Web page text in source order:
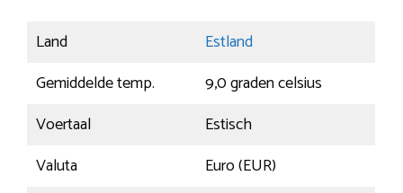
Land
Estland
Gemiddelde temp.
9,0 graden celsius
Voertaal
Estisch
Valuta
Euro (EUR)